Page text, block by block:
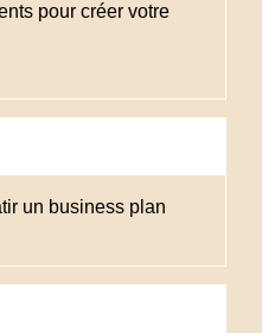
pour créer votre
un business plan